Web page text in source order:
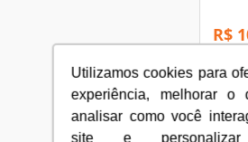
Utilizamos cookies para
experiência, melhorar o
analisar como você
site e personalizar
R$
3X de
12X de
com